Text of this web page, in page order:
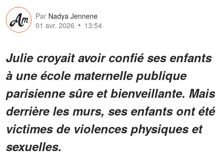
Par Nadya Jennene
01 avr. 2026
13:54
Julie croyait avoir confié ses enfants
à une école maternelle publique
parisienne sûre et bienveillante. Mais
derrière les murs, ses enfants ont été
victimes de violences physiques et
sexuelles.